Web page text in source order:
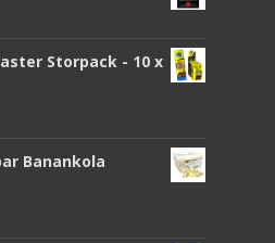
Storpack - 10 x
Banankola